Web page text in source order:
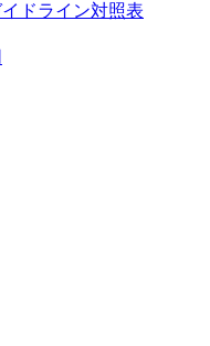
ドライン対照表